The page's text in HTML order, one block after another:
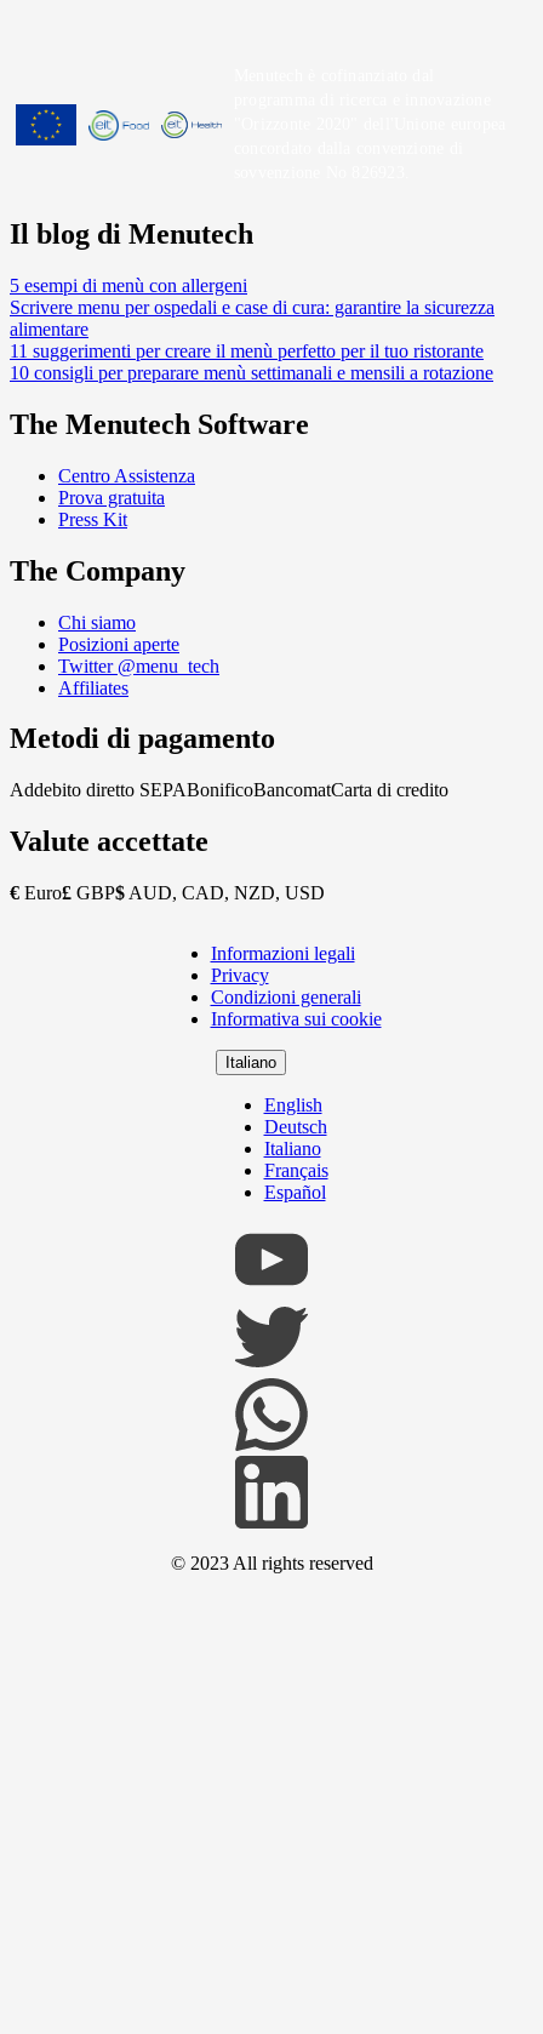
Il blog di Menutech
5 esempi di menù con allergeni
Scrivere menu per ospedali e case di cura: garantire la sicurezza
alimentare
11 suggerimenti per creare il menù perfetto per il tuo ristorante
10 consigli per preparare menù settimanali e mensili a rotazione
The Menutech Software
Centro Assistenza
Prova gratuita
Press Kit
The Company
Chi siamo
Posizioni aperte
Twitter @menu_tech
Affiliates
Metodi di pagamento
Addebito diretto SEPABonificoBancomatCarta di credito
Valute accettate
€ Euro£ GBP$ AUD, CAD, NZD, USD
Copyright
Footer
Informazioni legali
Privacy
Condizioni generali
Informativa sui cookie
Italiano
English
Deutsch
Italiano
Français
Español
© 2023 All rights reserved